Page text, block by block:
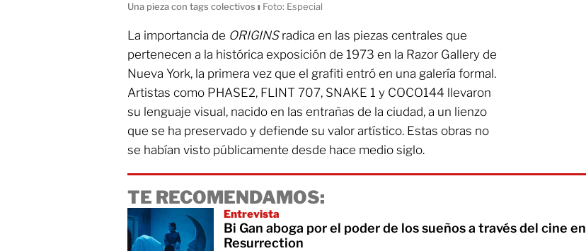
Una pieza con tags colectivos ı Foto: Especial
La importancia de ORIGINSradica en las piezas centrales que
pertenecen a la histórica exposición de 1973 en la Razor Gallery de
Nueva York, la primera vez que el grafiti entró en una galería formal.
Artistas como PHASE2, FLINT 707, SNAKE 1 y COCO144 llevaron
su lenguaje visual, nacido en las entrañas de la ciudad, a un lienzo
que se ha preservado y defiende su valor artístico. Estas obras no
se habían visto públicamente desde hace medio siglo.
TE RECOMENDAMOS:
Entrevista
Bi Gan aboga por el poder de los sueños a través del cine en
Resurrection